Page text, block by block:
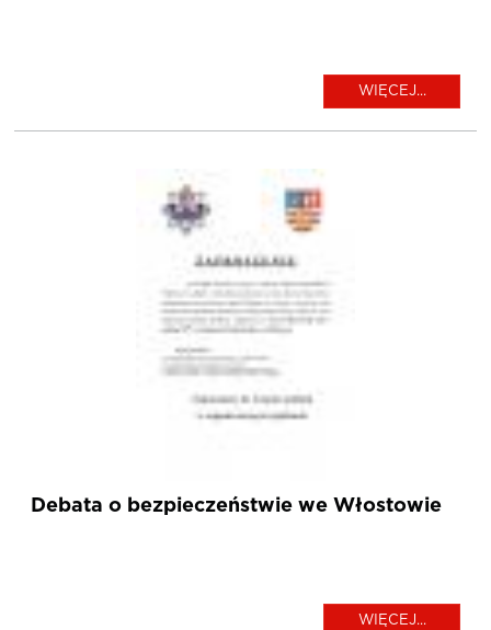
WIĘCEJ...
Debata o bezpieczeństwie we Włostowie
WIĘCEJ...